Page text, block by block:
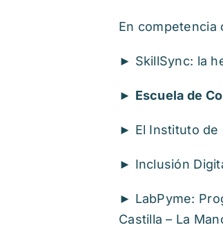
En competencia
► SkillSync: la
► Escuela de
► El Instituto de
► Inclusión
► LabPyme:
Castilla – La